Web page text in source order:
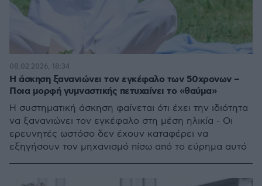
Η άσκηση ξανανιώνει τον εγκέφαλο των 50χρονων –
Ποια μορφή γυμναστικής πετυχαίνει το «θαύμα»
Η συστηματική άσκηση φαίνεται ότι έχει την ιδιότητα
να ξανανιώνει τον εγκέφαλο στη μέση ηλικία - Οι
ερευνητές ωστόσο δεν έχουν καταφέρει να
εξηγήσουν τον μηχανισμό πίσω από το εύρημα αυτό
08.02.2026, 18:34